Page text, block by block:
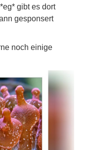
gibt es dort
gesponsert
noch einige